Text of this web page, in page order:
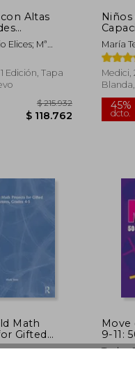
Altas
Educativa
Elices; Mª
Caño
Edición, Tapa
$ 118.762
María
Medici,
Math
Gifted
4-5
Move
9-11:
Taylor,